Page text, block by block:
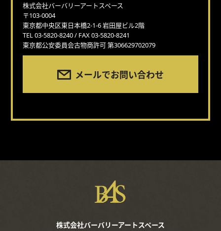
株式会社バーバリーアートスペース
〒103-0004
東京都中央区東日本橋2-1-6 岩田屋ビル2階
TEL 03-5820-8240 / FAX 03-5820-8241
東京都公安委員会古物商許可 第306629702079
メールでお問い合わせ
株式会社バーバリーアートスペース